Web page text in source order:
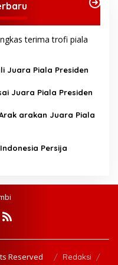
Juara Piala Presiden
Juara Piala Presiden
arakan Juara Piala
Persija
Reserved
Redaksi